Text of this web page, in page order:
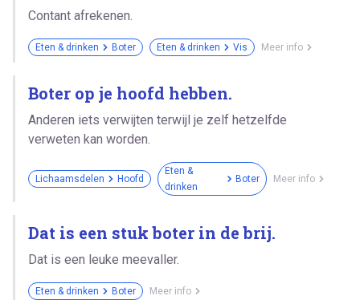
Contant afrekenen.
Eten & drinken Boter Eten & drinken Vis Meer info
Boter op je hoofd hebben.
Anderen iets verwijten terwijl je zelf hetzelfde
verweten kan worden.
Lichaamsdelen Hoofd
Eten &
drinken
Boter Meer info
Dat is een stuk boter in de brij.
Dat is een leuke meevaller.
Eten & drinken Boter Meer info